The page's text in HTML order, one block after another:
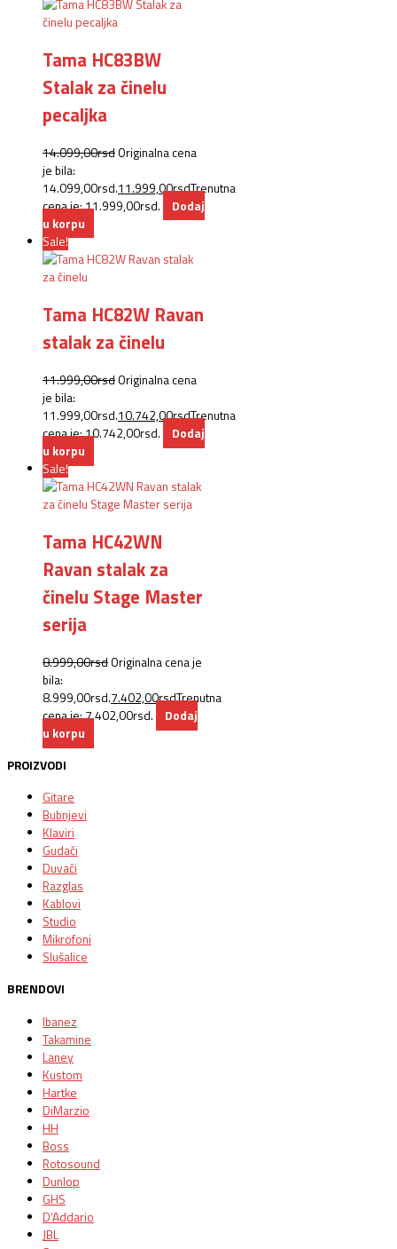
Tama HC83BW
Stalak za činelu
pecaljka
14.099,00rsd Originalna cena
je bila:
14.099,00rsd.11.999,00rsdTrenutna
cena je: 11.999,00rsd.
Dodaj
u korpu
Sale!
Tama HC82W Ravan
stalak za činelu
11.999,00rsd Originalna cena
je bila:
11.999,00rsd.10.742,00rsdTrenutna
cena je: 10.742,00rsd.
Dodaj
u korpu
Sale!
Tama HC42WN
Ravan stalak za
činelu Stage Master
serija
8.999,00rsd Originalna cena je
bila:
8.999,00rsd.7.402,00rsdTrenutna
cena je: 7.402,00rsd.
Dodaj
u korpu
PROIZVODI
Gitare
Bubnjevi
Klaviri
Gudači
Duvači
Razglas
Kablovi
Studio
Mikrofoni
Slušalice
BRENDOVI
Ibanez
Takamine
Laney
Kustom
Hartke
DiMarzio
HH
Boss
Rotosound
Dunlop
GHS
D’Addario
JBL